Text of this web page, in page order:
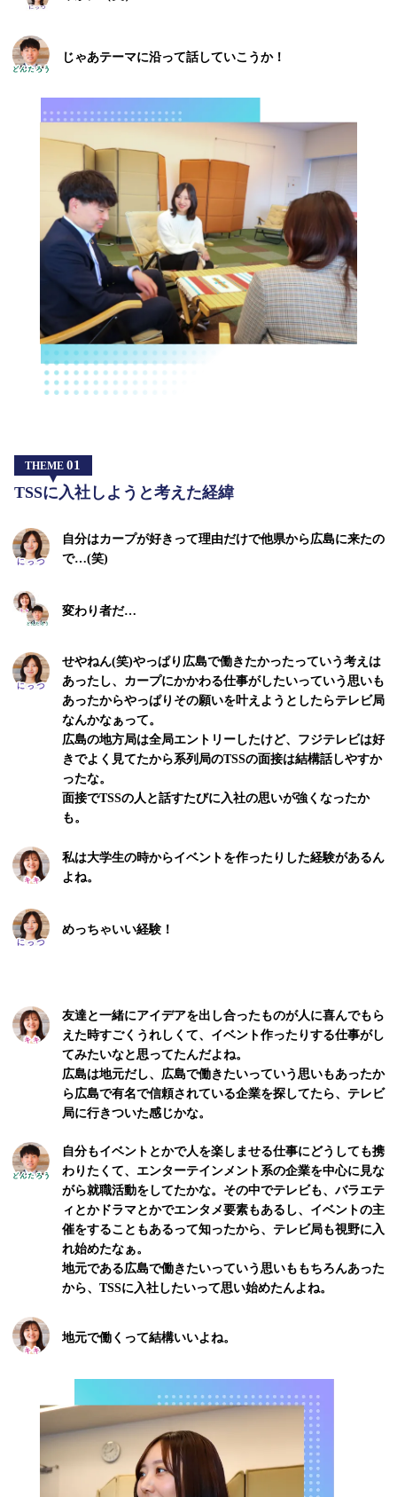
じゃあテーマに沿って話していこうか！
THEME01
TSSに入社しようと考えた経緯
自分はカープが好きって理由だけで他県から広島に来たの
で…(笑)
変わり者だ…
せやねん(笑)やっぱり広島で働きたかったっていう考えは
あったし、カープにかかわる仕事がしたいっていう思いも
あったからやっぱりその願いを叶えようとしたらテレビ局
なんかなぁって。
広島の地方局は全局エントリーしたけど、フジテレビは好
きでよく見てたから系列局のTSSの面接は結構話しやすか
ったな。
面接でTSSの人と話すたびに入社の思いが強くなったか
も。
私は大学生の時からイベントを作ったりした経験があるん
よね。
めっちゃいい経験！
友達と一緒にアイデアを出し合ったものが人に喜んでもら
えた時すごくうれしくて、イベント作ったりする仕事がし
てみたいなと思ってたんだよね。
広島は地元だし、広島で働きたいっていう思いもあったか
ら広島で有名で信頼されている企業を探してたら、テレビ
局に行きついた感じかな。
自分もイベントとかで人を楽しませる仕事にどうしても携
わりたくて、エンターテインメント系の企業を中心に見な
がら就職活動をしてたかな。その中でテレビも、バラエテ
ィとかドラマとかでエンタメ要素もあるし、イベントの主
催をすることもあるって知ったから、テレビ局も視野に入
れ始めたなぁ。
地元である広島で働きたいっていう思いももちろんあった
から、TSSに入社したいって思い始めたんよね。
地元で働くって結構いいよね。